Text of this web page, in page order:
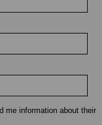
me information about their